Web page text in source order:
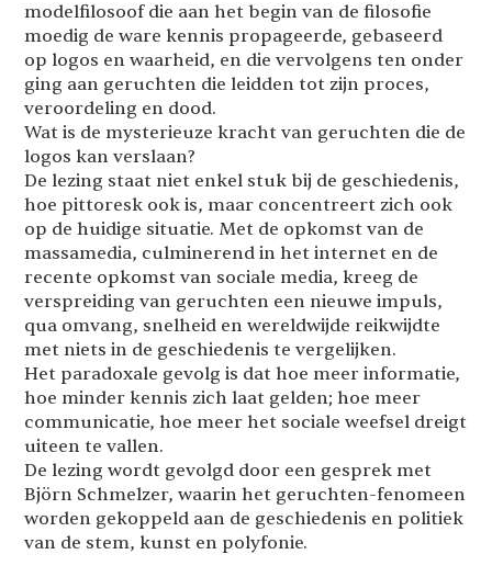
modelfilosoof die aan het begin van de filosofie
moedig de ware kennis propageerde, gebaseerd
op logos en waarheid, en die vervolgens ten onder
ging aan geruchten die leidden tot zijn proces,
veroordeling en dood.
Wat is de mysterieuze kracht van geruchten die de
logos kan verslaan?
De lezing staat niet enkel stuk bij de geschiedenis,
hoe pittoresk ook is, maar concentreert zich ook
op de huidige situatie. Met de opkomst van de
massamedia, culminerend in het internet en de
recente opkomst van sociale media, kreeg de
verspreiding van geruchten een nieuwe impuls,
qua omvang, snelheid en wereldwijde reikwijdte
met niets in de geschiedenis te vergelijken.
Het paradoxale gevolg is dat hoe meer informatie,
hoe minder kennis zich laat gelden; hoe meer
communicatie, hoe meer het sociale weefsel dreigt
uiteen te vallen.
De lezing wordt gevolgd door een gesprek met
Björn Schmelzer, waarin het geruchten-fenomeen
worden gekoppeld aan de geschiedenis en politiek
van de stem, kunst en polyfonie.